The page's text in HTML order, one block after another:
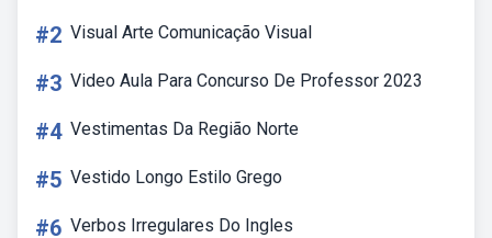
#2 Visual Arte Comunicação Visual
#3 Video Aula Para Concurso De Professor 2023
#4 Vestimentas Da Região Norte
#5 Vestido Longo Estilo Grego
#6 Verbos Irregulares Do Ingles